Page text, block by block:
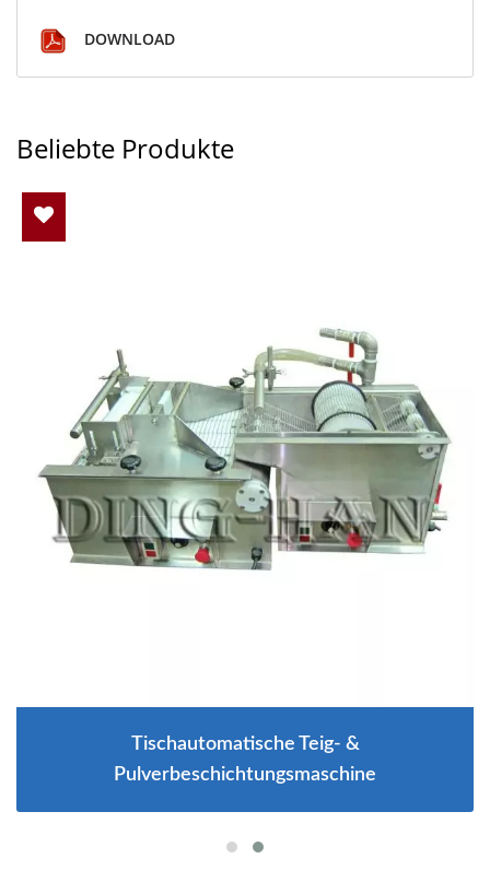
DOWNLOAD
Beliebte Produkte
Tischautomatische Teig- &
Pulverbeschichtungsmaschine